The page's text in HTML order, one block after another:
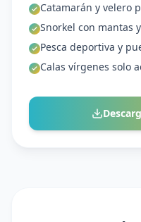
Catamarán y velero
Snorkel con mantas
Pesca deportiva y
Calas vírgenes solo